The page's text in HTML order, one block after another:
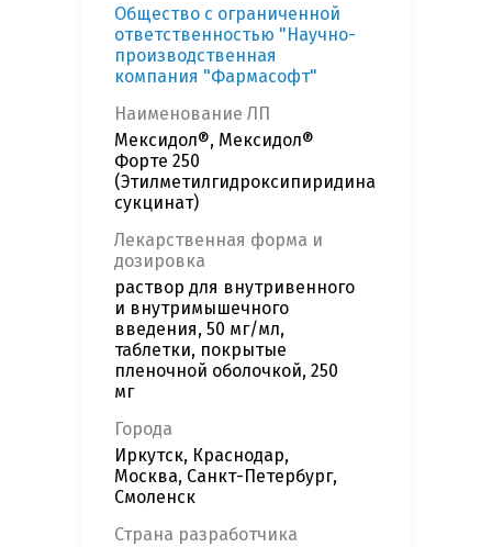
Общество с ограниченной
ответственностью "Научно-
производственная
компания "Фармасофт"
Наименование ЛП
Мексидол®, Мексидол®
Форте 250
(Этилметилгидроксипиридина
сукцинат)
Лекарственная форма и
дозировка
раствор для внутривенного
и внутримышечного
введения, 50 мг/мл,
таблетки, покрытые
пленочной оболочкой, 250
мг
Города
Иркутск, Краснодар,
Москва, Санкт-Петербург,
Смоленск
Страна разработчика